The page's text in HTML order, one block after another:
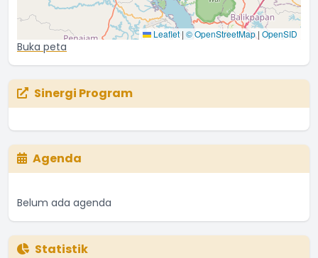
Leaflet | © OpenStreetMap| OpenSID
Buka peta
Sinergi Program
Agenda
Belum ada agenda
Statistik